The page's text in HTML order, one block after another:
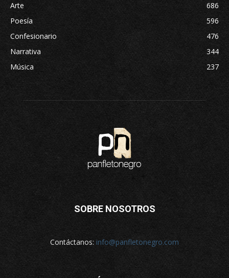
Arte
686
Poesía
596
Confesionario
476
Narrativa
344
Música
237
SOBRE NOSOTROS
Contáctanos: info@panfletonegro.com